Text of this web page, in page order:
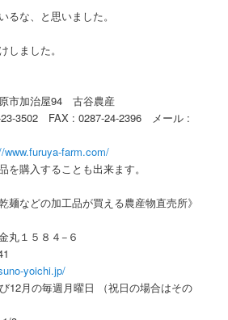
な、と思いました。
ました。
市加治屋94 古谷農産
3502 FAX : 0287-24-2396 メール :
www.furuya-farm.com/
を購入することも出来ます。
麺などの加工品が買える農産物直売所》
１５８４−６
yoichi.jp/
月の毎週月曜日 （祝日の場合はその